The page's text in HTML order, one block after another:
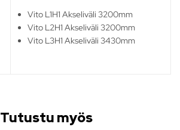
Vito L1H1 Akseliväli 3200mm
Vito L2H1 Akseliväli 3200mm
Vito L3H1 Akseliväli 3430mm
Tutustu myös